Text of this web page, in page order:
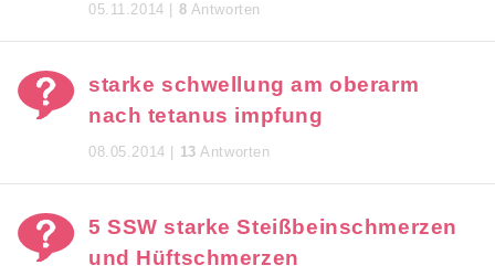
05.11.2014 | 8 Antworten
starke schwellung am oberarm
nach tetanus impfung
08.05.2014 | 13 Antworten
5 SSW starke Steißbeinschmerzen
und Hüftschmerzen